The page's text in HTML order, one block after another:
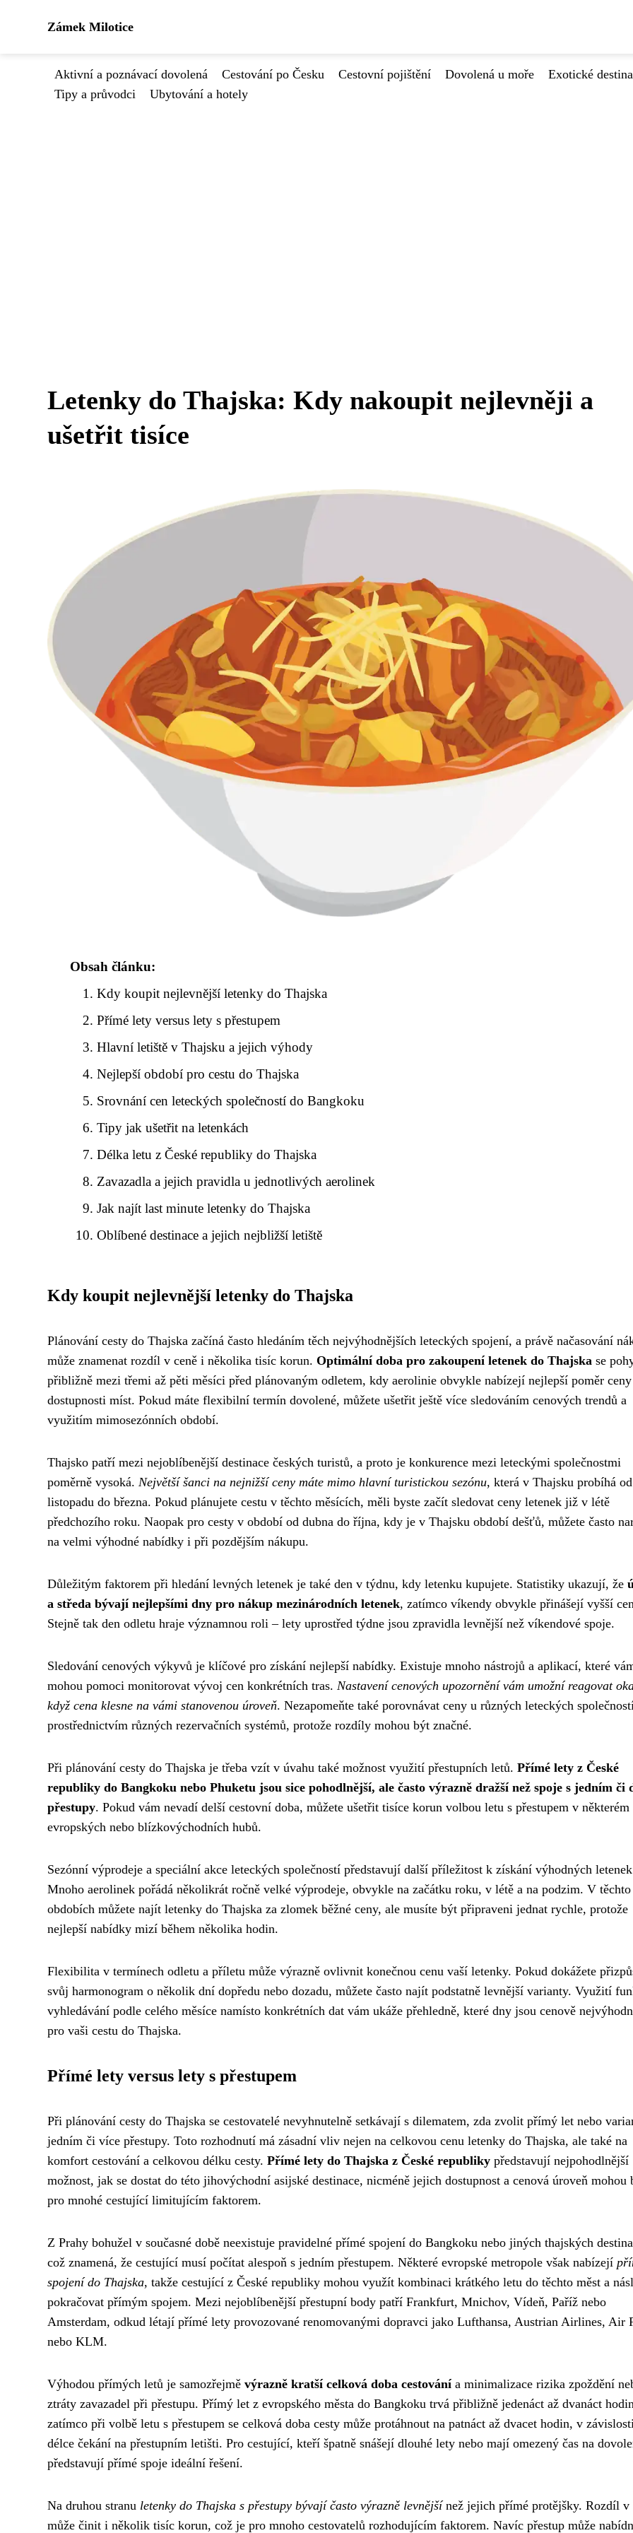
Zámek Milotice
Aktivní a poznávací dovolená Cestování po Česku Cestovní pojištění Dovolená u moře Exotické
Tipy a průvodci
Ubytování a hotely
Letenky do Thajska: Kdy nakoupit nejlevněji a
ušetřit tisíce
Obsah článku:
Kdy koupit nejlevnější letenky do Thajska
Přímé lety versus lety s přestupem
Hlavní letiště v Thajsku a jejich výhody
Nejlepší období pro cestu do Thajska
Srovnání cen leteckých společností do Bangkoku
Tipy jak ušetřit na letenkách
Délka letu z České republiky do Thajska
Zavazadla a jejich pravidla u jednotlivých aerolinek
Jak najít last minute letenky do Thajska
Oblíbené destinace a jejich nejbližší letiště
Kdy koupit nejlevnější letenky do Thajska
Plánování cesty do Thajska začíná často hledáním těch nejvýhodnějších leteckých spojení, a právě načasování
může znamenat rozdíl v ceně i několika tisíc korun. Optimální doba pro zakoupení letenek do Thajska se
přibližně mezi třemi až pěti měsíci před plánovaným odletem, kdy aerolinie obvykle nabízejí nejlepší poměr ceny
dostupnosti míst. Pokud máte flexibilní termín dovolené, můžete ušetřit ještě více sledováním cenových trendů a
využitím mimosezónních období.
Thajsko patří mezi nejoblíbenější destinace českých turistů, a proto je konkurence mezi leteckými společnostmi
poměrně vysoká. Největší šanci na nejnižší ceny máte mimo hlavní turistickou sezónu, která v Thajsku probíhá od
listopadu do března. Pokud plánujete cestu v těchto měsících, měli byste začít sledovat ceny letenek již v létě
předchozího roku. Naopak pro cesty v období od dubna do října, kdy je v Thajsku období dešťů, můžete často
na velmi výhodné nabídky i při pozdějším nákupu.
Důležitým faktorem při hledání levných letenek je také den v týdnu, kdy letenku kupujete. Statistiky ukazují, že
a středa bývají nejlepšími dny pro nákup mezinárodních letenek, zatímco víkendy obvykle přinášejí vyšší
Stejně tak den odletu hraje významnou roli – lety uprostřed týdne jsou zpravidla levnější než víkendové spoje.
Sledování cenových výkyvů je klíčové pro získání nejlepší nabídky. Existuje mnoho nástrojů a aplikací, které
mohou pomoci monitorovat vývoj cen konkrétních tras. Nastavení cenových upozornění vám umožní reagovat
když cena klesne na vámi stanovenou úroveň. Nezapomeňte také porovnávat ceny u různých leteckých
prostřednictvím různých rezervačních systémů, protože rozdíly mohou být značné.
Při plánování cesty do Thajska je třeba vzít v úvahu také možnost využití přestupních letů. Přímé lety z České
republiky do Bangkoku nebo Phuketu jsou sice pohodlnější, ale často výrazně dražší než spoje s jedním či
přestupy. Pokud vám nevadí delší cestovní doba, můžete ušetřit tisíce korun volbou letu s přestupem v některém
evropských nebo blízkovýchodních hubů.
Sezónní výprodeje a speciální akce leteckých společností představují další příležitost k získání výhodných
Mnoho aerolinek pořádá několikrát ročně velké výprodeje, obvykle na začátku roku, v létě a na podzim. V těchto
obdobích můžete najít letenky do Thajska za zlomek běžné ceny, ale musíte být připraveni jednat rychle, protože
nejlepší nabídky mizí během několika hodin.
Flexibilita v termínech odletu a příletu může výrazně ovlivnit konečnou cenu vaší letenky. Pokud dokážete
svůj harmonogram o několik dní dopředu nebo dozadu, můžete často najít podstatně levnější varianty. Využití
vyhledávání podle celého měsíce namísto konkrétních dat vám ukáže přehledně, které dny jsou cenově
pro vaši cestu do Thajska.
Přímé lety versus lety s přestupem
Při plánování cesty do Thajska se cestovatelé nevyhnutelně setkávají s dilematem, zda zvolit přímý let nebo
jedním či více přestupy. Toto rozhodnutí má zásadní vliv nejen na celkovou cenu letenky do Thajska, ale také na
komfort cestování a celkovou délku cesty. Přímé lety do Thajska z České republiky představují nejpohodlnější
možnost, jak se dostat do této jihovýchodní asijské destinace, nicméně jejich dostupnost a cenová úroveň mohou
pro mnohé cestující limitujícím faktorem.
Z Prahy bohužel v současné době neexistuje pravidelné přímé spojení do Bangkoku nebo jiných thajských
což znamená, že cestující musí počítat alespoň s jedním přestupem. Některé evropské metropole však nabízejí
spojení do Thajska, takže cestující z České republiky mohou využít kombinaci krátkého letu do těchto měst a
pokračovat přímým spojem. Mezi nejoblíbenější přestupní body patří Frankfurt, Mnichov, Vídeň, Paříž nebo
Amsterdam, odkud létají přímé lety provozované renomovanými dopravci jako Lufthansa, Austrian Airlines, Air
nebo KLM.
Výhodou přímých letů je samozřejmě výrazně kratší celková doba cestovánía minimalizace rizika zpoždění
ztráty zavazadel při přestupu. Přímý let z evropského města do Bangkoku trvá přibližně jedenáct až dvanáct
zatímco při volbě letu s přestupem se celková doba cesty může protáhnout na patnáct až dvacet hodin, v
délce čekání na přestupním letišti. Pro cestující, kteří špatně snášejí dlouhé lety nebo mají omezený čas na
představují přímé spoje ideální řešení.
Na druhou stranu letenky do Thajska s přestupy bývají často výrazně levnějšínež jejich přímé protějšky. Rozdíl v
může činit i několik tisíc korun, což je pro mnoho cestovatelů rozhodujícím faktorem. Navíc přestup může